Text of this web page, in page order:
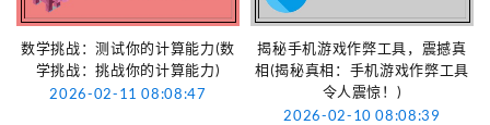
数学挑战：测试你的计算能力(数
学挑战：挑战你的计算能力)
2026-02-11 08:08:47
揭秘手机游戏作弊工具，震撼真
相(揭秘真相：手机游戏作弊工具
令人震惊！)
2026-02-10 08:08:39